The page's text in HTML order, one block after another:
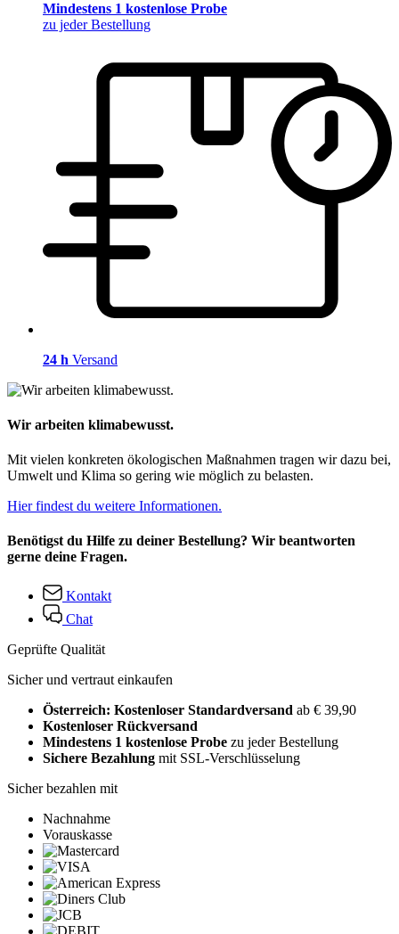
Mindestens 1 kostenlose Probe
zu jeder Bestellung
24 h Versand
Wir arbeiten klimabewusst.
Mit vielen konkreten ökologischen Maßnahmen tragen wir dazu bei,
Umwelt und Klima so gering wie möglich zu belasten.
Hier findest du weitere Informationen.
Benötigst du Hilfe zu deiner Bestellung? Wir beantworten
gerne deine Fragen.
Kontakt
Chat
Geprüfte Qualität
Sicher und vertraut einkaufen
Österreich: Kostenloser Standardversand ab € 39,90
Kostenloser Rückversand
Mindestens 1 kostenlose Probe zu jeder Bestellung
Sichere Bezahlung mit SSL-Verschlüsselung
Sicher bezahlen mit
Nachnahme
Vorauskasse